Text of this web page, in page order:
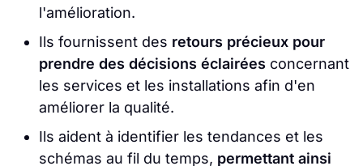
l'amélioration.
Ils fournissent des retours précieux pour
prendre des décisions éclairées concernant
les services et les installations afin d'en
améliorer la qualité.
Ils aident à identifier les tendances et les
schémas au fil du temps, permettant ainsi